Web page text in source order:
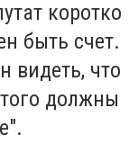
коротко
быть счет.
видеть, что
должны